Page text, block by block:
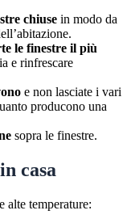
chiuse in modo da
le finestre il più
e rinfrescare
e non lasciate i vari
producono una
sopra le finestre.
casa
alte temperature: